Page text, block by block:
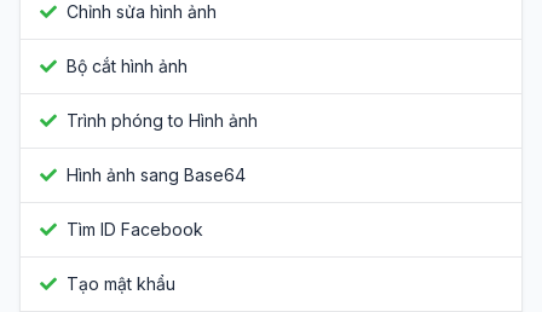
Chỉnh sửa hình ảnh
Bộ cắt hình ảnh
Trình phóng to Hình ảnh
Hình ảnh sang Base64
Tìm ID Facebook
Tạo mật khẩu